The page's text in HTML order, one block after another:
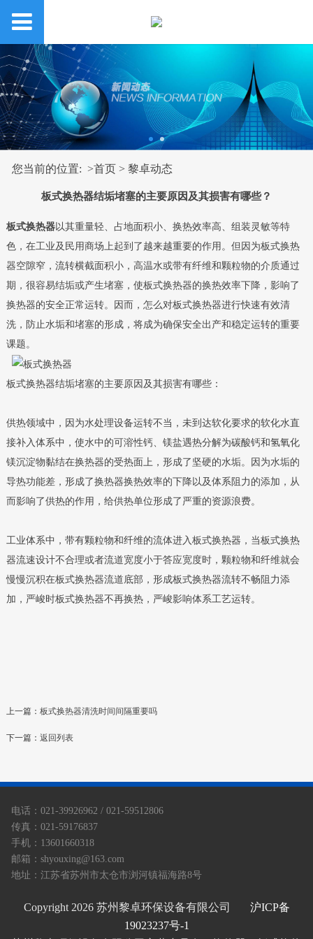
您当前的位置: >首页> 黎卓动态
板式换热器结垢堵塞的主要原因及其损害有哪些？
板式换热器以其重量轻、占地面积小、换热效率高、组装灵敏等特
色，在工业及民用商场上起到了越来越重要的作用。但因为板式换热
器空隙窄，流转横截面积小，高温水或带有纤维和颗粒物的介质通过
期，很容易结垢或产生堵塞，使板式换热器的换热效率下降，影响了
换热器的安全正常运转。因而，怎么对板式换热器进行快速有效清
洗，防止水垢和堵塞的形成，将成为确保安全出产和稳定运转的重要
课题。
板式换热器结垢堵塞的主要原因及其损害有哪些：
供热领域中，因为水处理设备运转不当，未到达软化要求的软化水直
接补入体系中，使水中的可溶性钙、镁盐遇热分解为碳酸钙和氢氧化
镁沉淀物黏结在换热器的受热面上，形成了坚硬的水垢。因为水垢的
导热功能差，形成了换热器换热效率的下降以及体系阻力的添加，从
而影响了供热的作用，给供热单位形成了严重的资源浪费。
工业体系中，带有颗粒物和纤维的流体进入板式换热器，当板式换热
器流速设计不合理或者流道宽度小于答应宽度时，颗粒物和纤维就会
慢慢沉积在板式换热器流道底部，形成板式换热器流转不畅阻力添
加，严峻时板式换热器不再换热，严峻影响体系工艺运转。
上一篇： 板式换热器清洗时间间隔重要吗
下一篇： 返回列表
电话：021-39926962 / 021-59512806
传真：021-59176837
手机：13601660318
邮箱：shyouxing@163.com
地址：江苏省苏州市太仓市浏河镇福海路8号
Copyright 2026 苏州黎卓环保设备有限公司 沪ICP备
19023237号-1